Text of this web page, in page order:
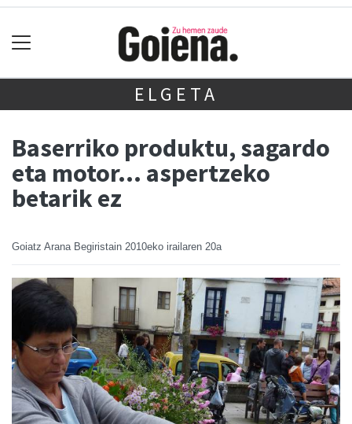
ELGETA
Baserriko produktu, sagardo
eta motor... aspertzeko
betarik ez
Goiatz Arana Begiristain 2010eko irailaren 20a